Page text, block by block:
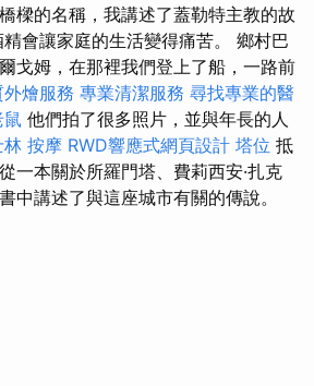
樑的名稱，我講述了蓋勒特主教的故
會讓家庭的生活變得痛苦。 鄉村巴
戈姆，在那裡我們登上了船，一路前
燴服務 專業清潔服務 尋找專業的醫
鼠 他們拍了很多照片，並與年長的人
林 按摩 RWD響應式網頁設計 塔位 抵
一本關於所羅門塔、費莉西安·扎克
中講述了與這座城市有關的傳說。